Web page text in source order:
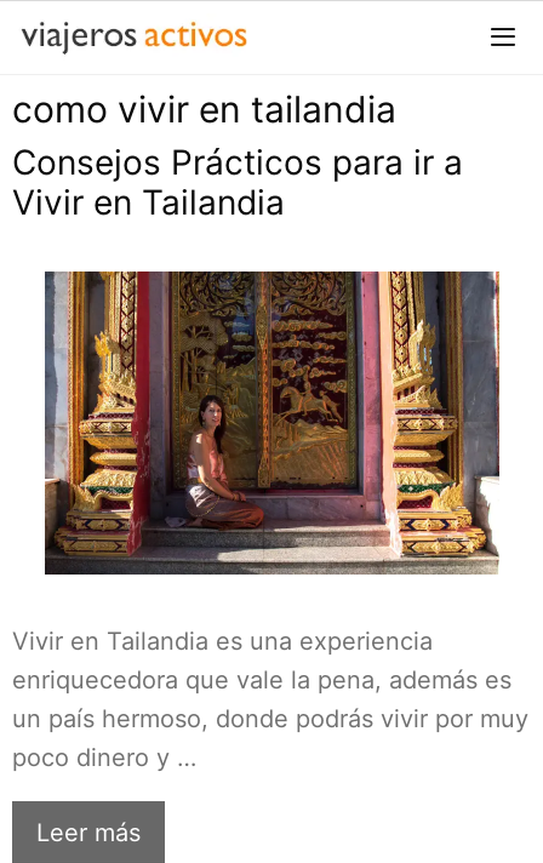
Saltar
contenido
como vivir en tailandia
Consejos Prácticos para ir a
Vivir en Tailandia
Vivir en Tailandia es una experiencia
enriquecedora que vale la pena, además es
un país hermoso, donde podrás vivir por muy
poco dinero y …
Leer más